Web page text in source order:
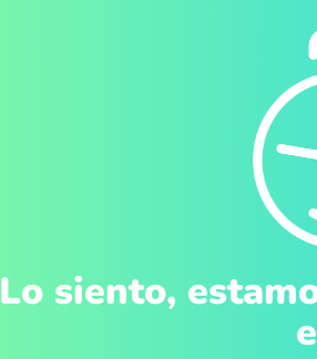
Lo siento,